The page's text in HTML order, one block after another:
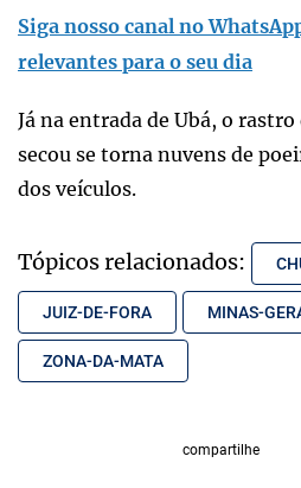
Siga nosso canal no
relevantes para o seu dia
Já na entrada de Ubá, o
secou se torna nuvens de
dos veículos.
Tópicos relacionados:
JUIZ-DE-FORA MINAS-
ZONA-DA-MATA
compartilhe